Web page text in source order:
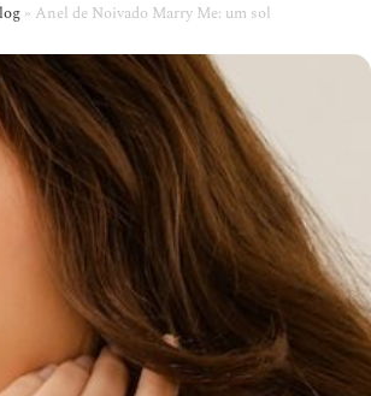
» Anel de Noivado Marry Me: um solitário clássico